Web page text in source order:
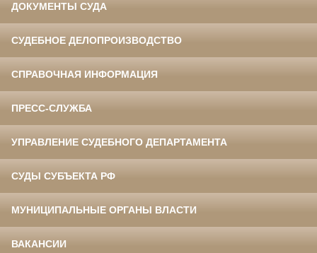
ДОКУМЕНТЫ СУДА
СУДЕБНОЕ ДЕЛОПРОИЗВОДСТВО
СПРАВОЧНАЯ ИНФОРМАЦИЯ
ПРЕСС-СЛУЖБА
УПРАВЛЕНИЕ СУДЕБНОГО ДЕПАРТАМЕНТА
СУДЫ СУБЪЕКТА РФ
МУНИЦИПАЛЬНЫЕ ОРГАНЫ ВЛАСТИ
ВАКАНСИИ